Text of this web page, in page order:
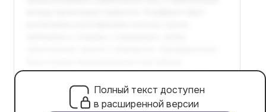
Полный текст доступен
в расширенной версии